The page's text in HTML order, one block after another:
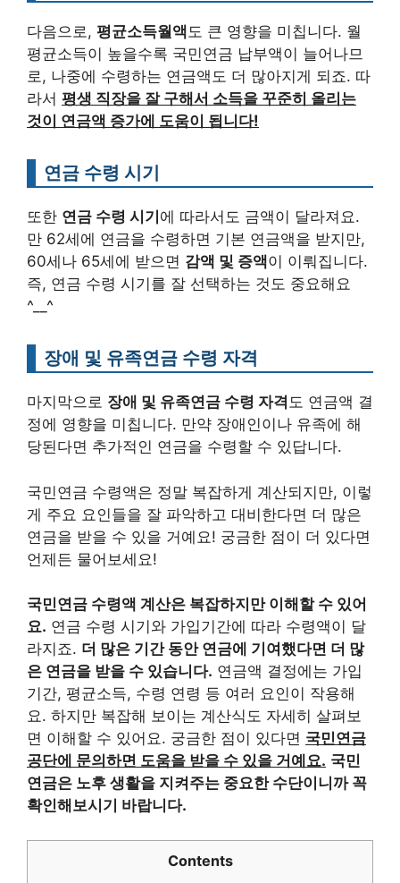
다음으로, 평균소득월액도 큰 영향을 미칩니다. 월
평균소득이 높을수록 국민연금 납부액이 늘어나므
로, 나중에 수령하는 연금액도 더 많아지게 되죠. 따
라서 평생 직장을 잘 구해서 소득을 꾸준히 올리는
것이 연금액 증가에 도움이 됩니다!
연금 수령 시기
또한 연금 수령 시기 에 따라서도 금액이 달라져요.
만 62세에 연금을 수령하면 기본 연금액을 받지만,
60세나 65세에 받으면 감액 및 증액이 이뤄집니다.
즉, 연금 수령 시기를 잘 선택하는 것도 중요해요
^__^
장애 및 유족연금 수령 자격
마지막으로 장애 및 유족연금 수령 자격도 연금액 결
정에 영향을 미칩니다. 만약 장애인이나 유족에 해
당된다면 추가적인 연금을 수령할 수 있답니다.
국민연금 수령액은 정말 복잡하게 계산되지만, 이렇
게 주요 요인들을 잘 파악하고 대비한다면 더 많은
연금을 받을 수 있을 거예요! 궁금한 점이 더 있다면
언제든 물어보세요!
국민연금 수령액 계산은 복잡하지만 이해할 수 있어
요. 연금 수령 시기와 가입기간에 따라 수령액이 달
라지죠. 더 많은 기간 동안 연금에 기여했다면 더 많
은 연금을 받을 수 있습니다. 연금액 결정에는 가입
기간, 평균소득, 수령 연령 등 여러 요인이 작용해
요. 하지만 복잡해 보이는 계산식도 자세히 살펴보
면 이해할 수 있어요. 궁금한 점이 있다면 국민연금
공단에 문의하면 도움을 받을 수 있을 거예요. 국민
연금은 노후 생활을 지켜주는 중요한 수단이니까 꼭
확인해보시기 바랍니다.
Contents